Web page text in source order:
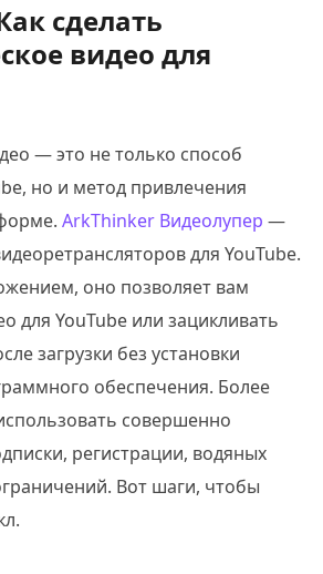
сделать
видео для
— это не только способ
но и метод привлечения
ArkThinker Видеолупер —
для YouTube.
оно позволяет вам
для YouTube или зацикливать
загрузки без установки
обеспечения. Более
совершенно
регистрации, водяных
Вот шаги, чтобы